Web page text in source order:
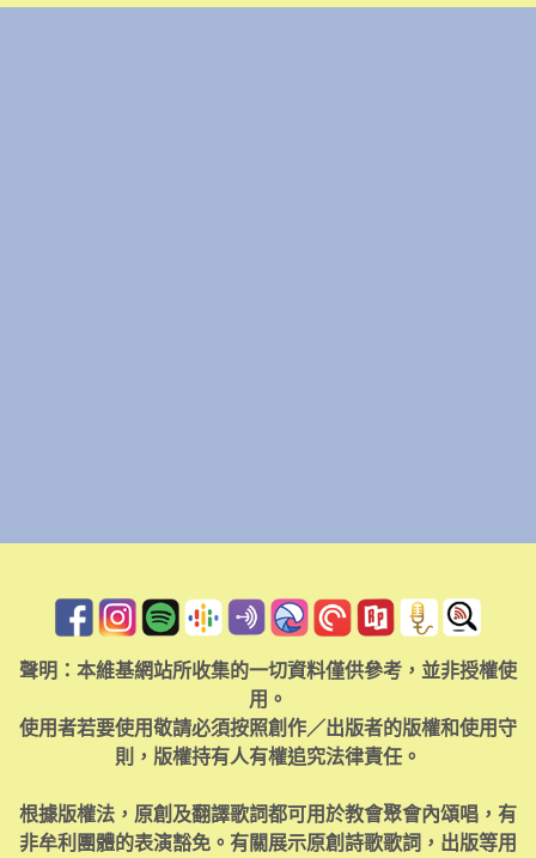
聲明：本維基網站所收集的一切資料僅供參考，並非授權使
用。
使用者若要使用敬請必須按照創作／出版者的版權和使用守
則，版權持有人有權追究法律責任。
根據版權法，原創及翻譯歌詞都可用於教會聚會內頌唱，有
非牟利團體的表演豁免。有關展示原創詩歌歌詞，出版等用